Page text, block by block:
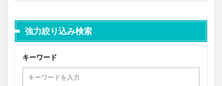
強力絞り込み検索
キーワード